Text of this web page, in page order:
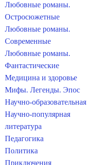
Любовные романы.
Остросюжетные
Любовные романы.
Современные
Любовные романы.
Фантастические
Медицина и здоровье
Мифы. Легенды. Эпос
Научно-образовательная
Научно-популярная
литература
Педагогика
Политика
Приключения